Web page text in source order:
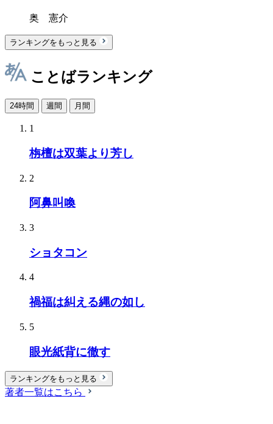
奥 憲介
ランキングをもっと見る
ことばランキング
24時間 週間 月間
1
栴檀は双葉より芳し
2
阿鼻叫喚
3
ショタコン
4
禍福は糾える縄の如し
5
眼光紙背に徹す
ランキングをもっと見る
著者一覧はこちら